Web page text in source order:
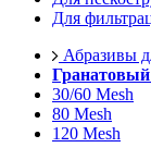
Для
Абразивы
Гранатовый
30/60 Mesh
80 Mesh
120 Mesh